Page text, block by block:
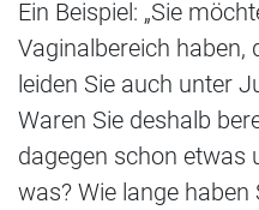
Ein Beispiel: „Sie
Vaginalbereich haben,
leiden Sie auch unter
Waren Sie deshalb
dagegen schon etwas
was? Wie lange haben